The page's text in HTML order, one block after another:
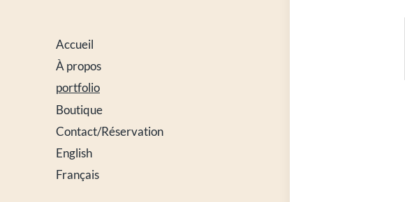
Accueil
À propos
portfolio
Boutique
Contact/Réservation
English
Français